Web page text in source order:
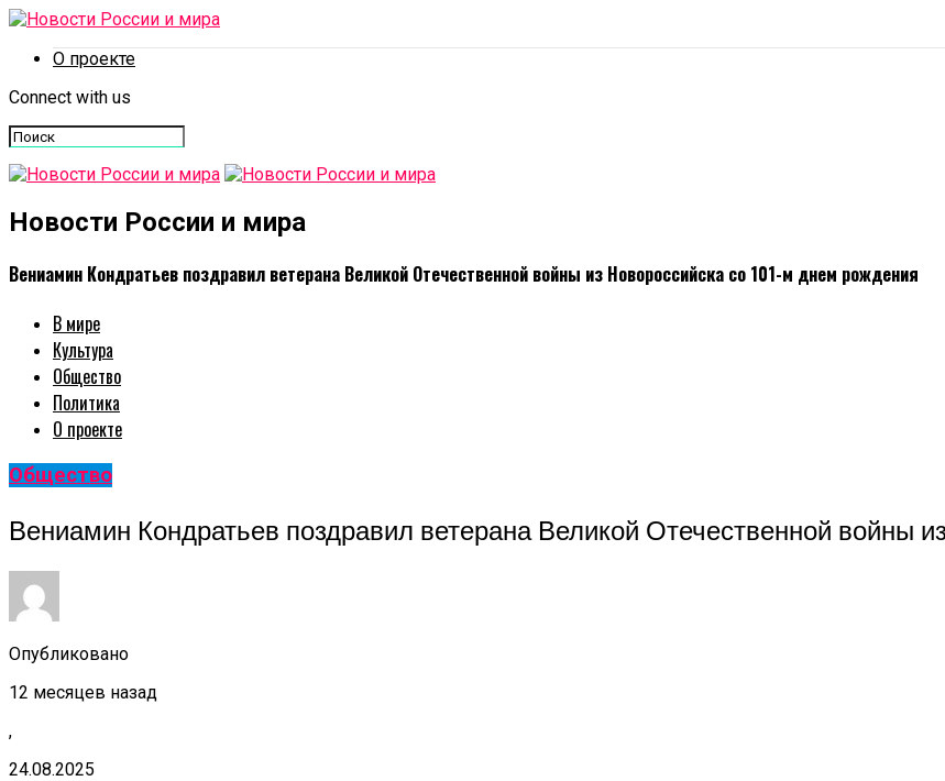
О проекте
Connect with us
Новости России и мира
Вениамин Кондратьев поздравил ветерана Великой Отечественной войны из Новороссийска со 101-м днем рождения
В мире
Культура
Общество
Политика
О проекте
Общество
Вениамин Кондратьев поздравил ветерана Великой Отечественной войны
Опубликовано
12 месяцев назад
,
24.08.2025